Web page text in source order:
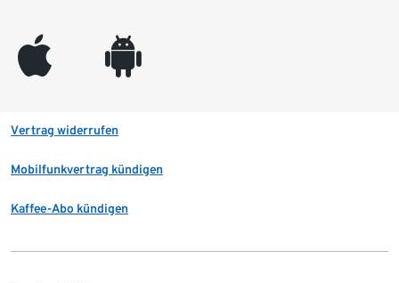
appleinc android
Vertrag widerrufen
Mobilfunkvertrag kündigen
Kaffee-Abo kündigen